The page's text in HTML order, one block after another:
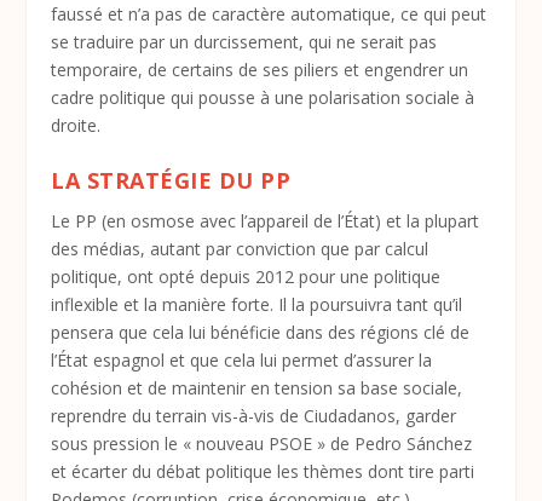
faussé et n’a pas de caractère automatique, ce qui peut
se traduire par un durcissement, qui ne serait pas
temporaire, de certains de ses piliers et engendrer un
cadre politique qui pousse à une polarisation sociale à
droite.
LA STRATÉGIE DU PP
Le PP (en osmose avec l’appareil de l’État) et la plupart
des médias, autant par conviction que par calcul
politique, ont opté depuis 2012 pour une politique
inflexible et la manière forte. Il la poursuivra tant qu’il
pensera que cela lui bénéficie dans des régions clé de
l’État espagnol et que cela lui permet d’assurer la
cohésion et de maintenir en tension sa base sociale,
reprendre du terrain vis-à-vis de Ciudadanos, garder
sous pression le « nouveau PSOE » de Pedro Sánchez
et écarter du débat politique les thèmes dont tire parti